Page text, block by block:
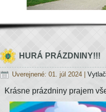
HURÁ PRÁZDNINY!!!
Uverejnené: 01. júl 2024
Krásne prázdniny prajem